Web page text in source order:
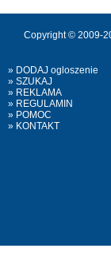
Copyright © 2009-
» DODAJ ogloszenie
» SZUKAJ
» REKLAMA
» REGULAMIN
» POMOC
» KONTAKT